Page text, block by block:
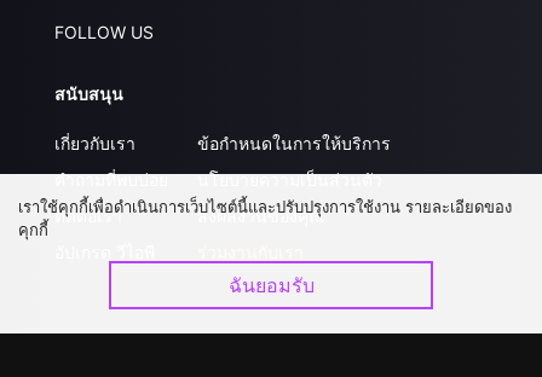
FOLLOW US
สนับสนุน
เกี่ยวกับเรา
คำถามที่พบบ่อย
ติดต่อเรา
ข้อกำหนดในการให้บริการ
นโยบายความเป็นส่วนตัว
ส่งผลงานของคุณ
เราใช้คุกกี้เพื่อดำเนินการเว็บไซต์นี้และปรับปรุงการใช้งาน รายละเอียดของ
คุกกี้
ฉันยอมรับ